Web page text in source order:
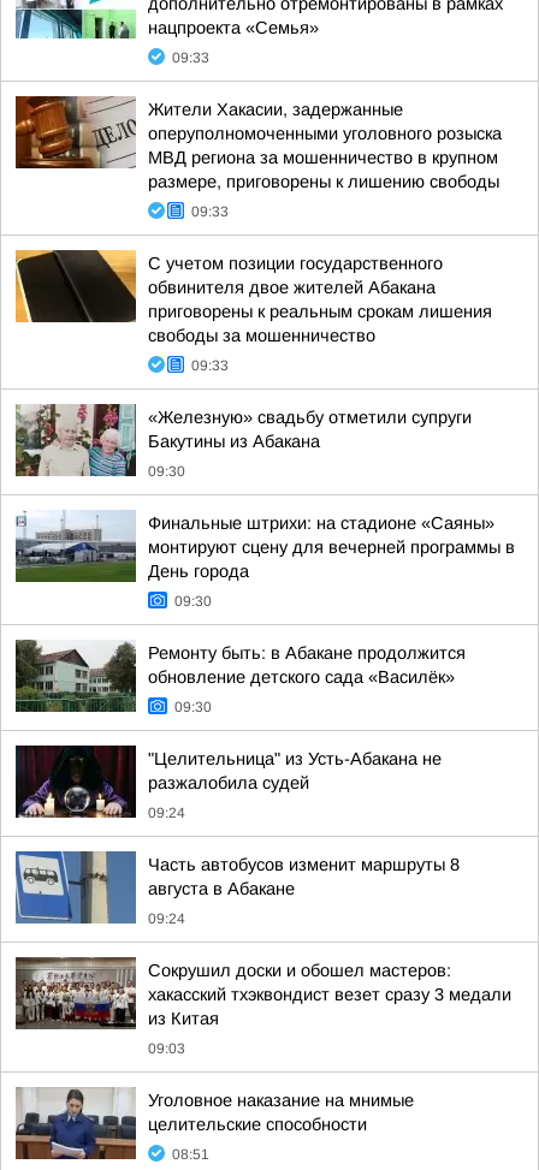
нацпроекта «Семья»
09:33
Жители Хакасии, задержанные
оперуполномоченными уголовного розыска
МВД региона за мошенничество в крупном
размере, приговорены к лишению свободы
09:33
С учетом позиции государственного
обвинителя двое жителей Абакана
приговорены к реальным срокам лишения
свободы за мошенничество
09:33
«Железную» свадьбу отметили супруги
Бакутины из Абакана
09:30
Финальные штрихи: на стадионе «Саяны»
монтируют сцену для вечерней программы в
День города
09:30
Ремонту быть: в Абакане продолжится
обновление детского сада «Василёк»
09:30
"Целительница" из Усть-Абакана не
разжалобила судей
09:24
Часть автобусов изменит маршруты 8
августа в Абакане
09:24
Сокрушил доски и обошел мастеров:
хакасский тхэквондист везет сразу 3 медали
из Китая
09:03
Уголовное наказание на мнимые
целительские способности
08:51